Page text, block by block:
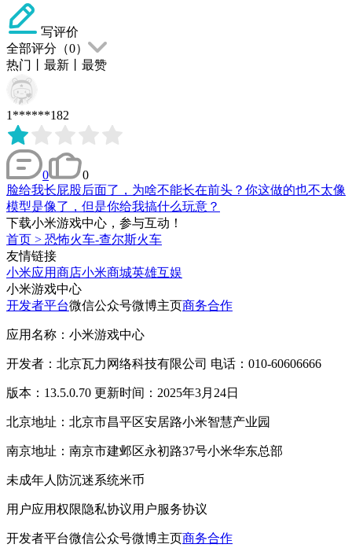
写评价
全部评分（0）
热门
最新 最赞
1******182
0
0
脸给我长屁股后面了，为啥不能长在前头？你这做的也不太像
模型是像了，但是你给我搞什么玩意？
下载小米游戏中心，参与互动！
首页 > 恐怖火车-查尔斯火车
友情链接
小米应用商店小米商城英雄互娱
小米游戏中心
开发者平台微信公众号微博主页商务合作
应用名称：小米游戏中心
开发者：北京瓦力网络科技有限公司 电话：010-60606666
版本：13.5.0.70 更新时间：2025年3月24日
北京地址：北京市昌平区安居路小米智慧产业园
南京地址：南京市建邺区永初路37号小米华东总部
未成年人防沉迷系统米币
用户应用权限隐私协议用户服务协议
开发者平台微信公众号微博主页商务合作